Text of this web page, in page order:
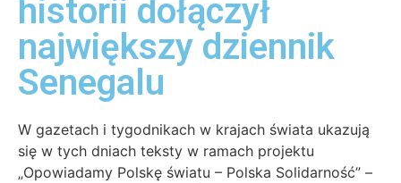
historii dołączył
największy dziennik
Senegalu
W gazetach i tygodnikach w krajach świata ukazują
się w tych dniach teksty w ramach projektu
„Opowiadamy Polskę światu – Polska Solidarność” –